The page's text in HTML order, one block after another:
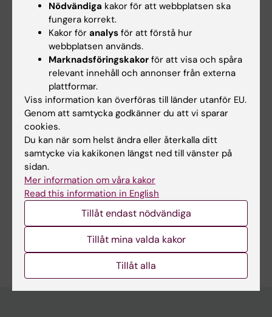
Innehållsgranskare:
Radmila Micic
Redaktör:
Viktoria Olausson
Sidan uppdaterad:2025-04-22
Dela
Relaterat
Övriga styrdokument
Nödvändiga kakor för att webbplatsen ska
fungera korrekt.
Kakor för analys för att förstå hur
webbplatsen används.
Marknadsföringskakor för att visa och spåra
relevant innehåll och annonser från externa
plattformar.
Viss information kan överföras till länder utanför EU.
Genom att samtycka godkänner du att vi sparar
cookies.
Du kan när som helst ändra eller återkalla ditt
samtycke via kakikonen längst ned till vänster på
sidan.
Mer information om våra kakor
Read this information in English
Tillåt endast nödvändiga
Tillåt mina valda kakor
Tillåt alla